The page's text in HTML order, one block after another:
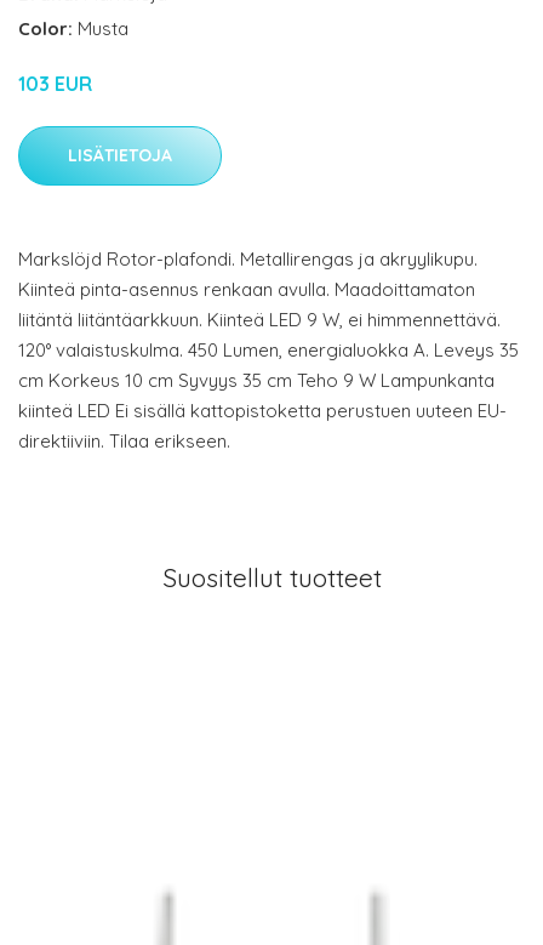
Color: Musta
103 EUR
LISÄTIETOJA
Markslöjd Rotor-plafondi. Metallirengas ja akryylikupu.
Kiinteä pinta-asennus renkaan avulla. Maadoittamaton
liitäntä liitäntäarkkuun. Kiinteä LED 9 W, ei himmennettävä.
120° valaistuskulma. 450 Lumen, energialuokka A. Leveys 35
cm Korkeus 10 cm Syvyys 35 cm Teho 9 W Lampunkanta
kiinteä LED Ei sisällä kattopistoketta perustuen uuteen EU-
direktiiviin. Tilaa erikseen.
Suositellut tuotteet